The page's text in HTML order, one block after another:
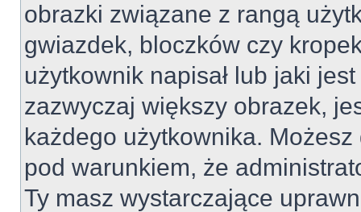
obrazki związane z rangą
gwiazdek, bloczków czy
użytkownik napisał lub jaki
zazwyczaj większy obrazek,
każdego użytkownika.
pod warunkiem, że
Ty masz wystarczające